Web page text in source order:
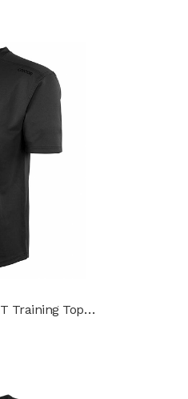
Polera 101076: MAXFORT Training Top CONDOR